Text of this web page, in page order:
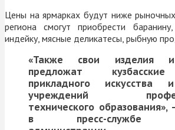
Цены на ярмарках будут ниже
региона смогут приобрести
индейку, мясные деликатесы, рыбную
«Также свои изделия
предложат
прикладного искусства
учреждений
технического образования»,
в пресс-службе